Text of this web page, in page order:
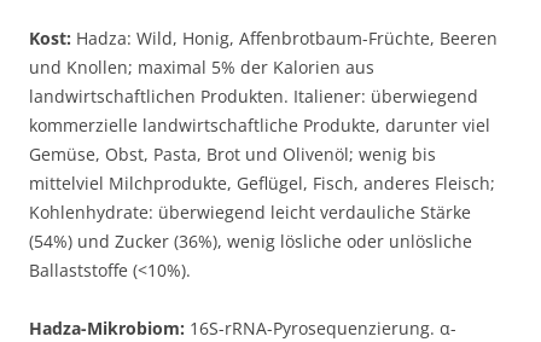
Kost: Hadza: Wild, Honig, Affenbrotbaum-Früchte, Beeren
und Knollen; maximal 5% der Kalorien aus
landwirtschaftlichen Produkten. Italiener: überwiegend
kommerzielle landwirtschaftliche Produkte, darunter viel
Gemüse, Obst, Pasta, Brot und Olivenöl; wenig bis
mittelviel Milchprodukte, Geflügel, Fisch, anderes Fleisch;
Kohlenhydrate: überwiegend leicht verdauliche Stärke
(54%) und Zucker (36%), wenig lösliche oder unlösliche
Ballaststoffe (<10%).
Hadza-Mikrobiom: 16S-rRNA-Pyrosequenzierung. α-